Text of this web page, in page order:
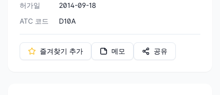
허가일
2014-09-18
ATC 코드
D10A
즐겨찾기 추가 메모 공유